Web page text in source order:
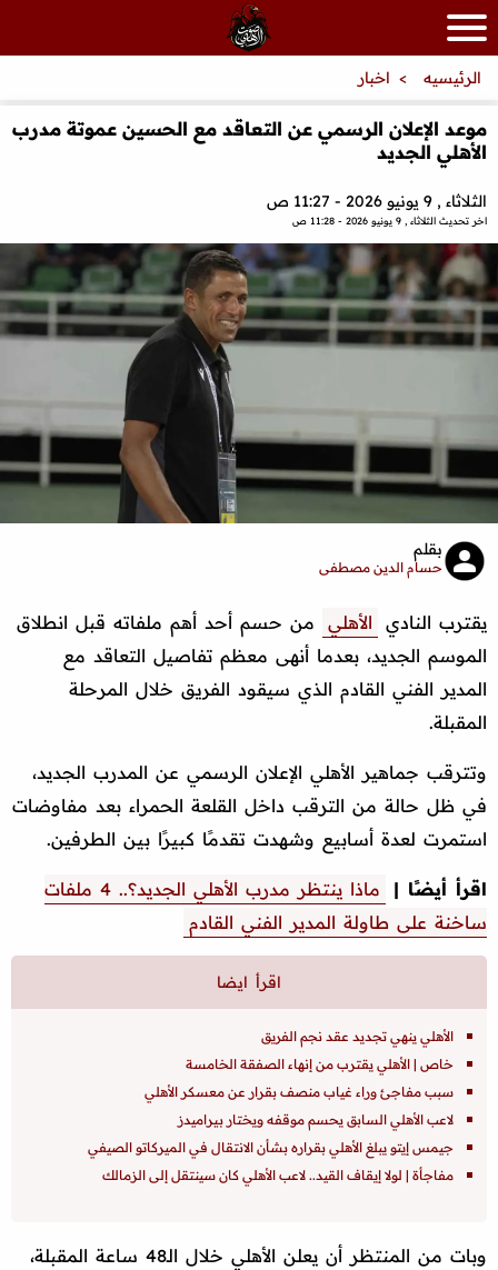
الرئيسيه اخبار
موعد الإعلان الرسمي عن التعاقد مع الحسين عموتة مدرب
الأهلي الجديد
الثلاثاء , 9 يونيو 2026 - 11:27 ص
اخر تحديث الثلاثاء , 9 يونيو 2026 - 11:28 ص
بقلم
حسام الدين مصطفى
يقترب النادي الأهلي
من حسم أحد أهم ملفاته قبل انطلاق
الموسم الجديد، بعدما أنهى معظم تفاصيل التعاقد مع
المدير الفني القادم الذي سيقود الفريق خلال المرحلة
المقبلة.
وتترقب جماهير الأهلي الإعلان الرسمي عن المدرب الجديد،
في ظل حالة من الترقب داخل القلعة الحمراء بعد مفاوضات
استمرت لعدة أسابيع وشهدت تقدمًا كبيرًا بين الطرفين.
اقرأ أيضًا |
ماذا ينتظر مدرب الأهلي الجديد؟.. 4 ملفات
ساخنة على طاولة المدير الفني القادم
الأهلي ينهي تجديد عقد نجم الفريق
خاص | الأهلي يقترب من إنهاء الصفقة الخامسة
سبب مفاجئ وراء غياب منصف بقرار عن معسكر الأهلي
لاعب الأهلي السابق يحسم موقفه ويختار بيراميدز
جيمس إيتو يبلغ الأهلي بقراره بشأن الانتقال في الميركاتو الصيفي
مفاجأة | لولا إيقاف القيد.. لاعب الأهلي كان سينتقل إلى الزمالك
وبات من المنتظر أن يعلن الأهلي خلال الـ48 ساعة المقبلة،